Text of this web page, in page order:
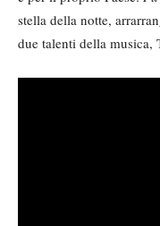
stella della notte,
due talenti della musica,